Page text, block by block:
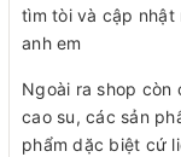
tìm tòi và cập nhật
anh em
Ngoài ra shop còn
cao su, các sản
phẩm dặc biệt cứ